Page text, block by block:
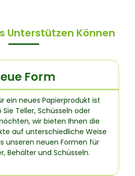
Unterstützen Können
Form
ein neues Papierprodukt ist
Sie Teller, Schüsseln oder
wir bieten Ihnen die
auf unterschiedliche Weise
unseren neuen Formen für
Behälter und Schüsseln.